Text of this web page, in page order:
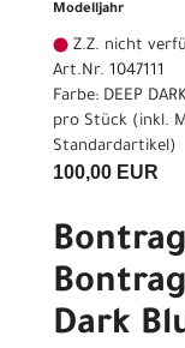
Modelljahr
Z.Z. nicht
Art.Nr. 1047111
Farbe: DEEP
pro Stück (inkl.
Standardartikel)
100,00 EUR
Dark